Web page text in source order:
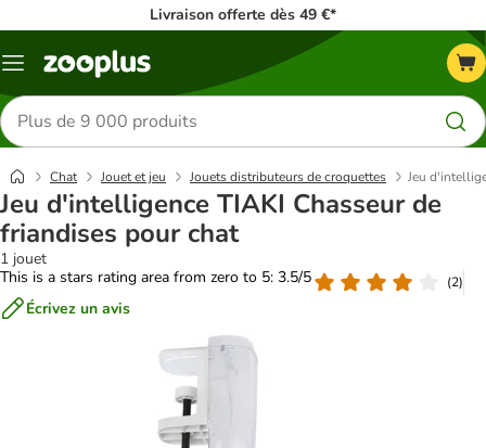
Livraison offerte dès 49 €*
Menu
Rechercher
des
produits
Chat Jouet et jeu Jouets distributeurs de croquettes Jeu
Jeu d'intelligence TIAKI Chasseur de
friandises pour chat
1 jouet
This is a stars rating area from zero to 5: 3.5/5
(2)
Écrivez un avis